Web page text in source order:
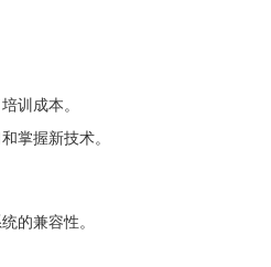
训成本。
掌握新技术。
的兼容性。